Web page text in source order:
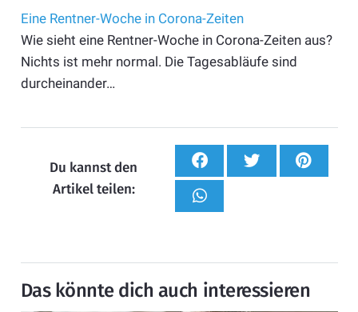
Eine Rentner-Woche in Corona-Zeiten
Wie sieht eine Rentner-Woche in Corona-Zeiten aus?
Nichts ist mehr normal. Die Tagesabläufe sind
durcheinander…
Du kannst den
Artikel teilen:
Das könnte dich auch interessieren